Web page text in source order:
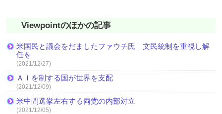
Viewpointのほかの記事
米国民と議会をだましたファウチ氏 文民統制を重視し解
任を
(2021/12/27)
ＡＩを制する国が世界を支配
(2021/12/09)
米中間選挙左右する両党の内部対立
(2021/12/05)